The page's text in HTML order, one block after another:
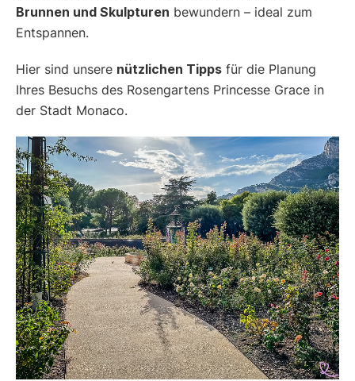
Brunnen und Skulpturen bewundern – ideal zum
Entspannen.
Hier sind unsere nützlichen Tipps für die Planung
Ihres Besuchs des Rosengartens Princesse Grace in
der Stadt Monaco.